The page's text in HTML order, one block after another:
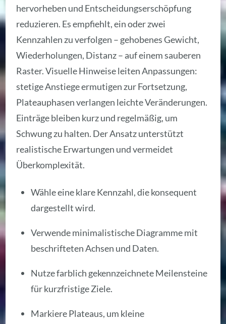
hervorheben und Entscheidungserschöpfung
reduzieren. Es empfiehlt, ein oder zwei
Kennzahlen zu verfolgen – gehobenes Gewicht,
Wiederholungen, Distanz – auf einem sauberen
Raster. Visuelle Hinweise leiten Anpassungen:
stetige Anstiege ermutigen zur Fortsetzung,
Plateauphasen verlangen leichte Veränderungen.
Einträge bleiben kurz und regelmäßig, um
Schwung zu halten. Der Ansatz unterstützt
realistische Erwartungen und vermeidet
Überkomplexität.
Wähle eine klare Kennzahl, die konsequent
dargestellt wird.
Verwende minimalistische Diagramme mit
beschrifteten Achsen und Daten.
Nutze farblich gekennzeichnete Meilensteine
für kurzfristige Ziele.
Markiere Plateaus, um kleine